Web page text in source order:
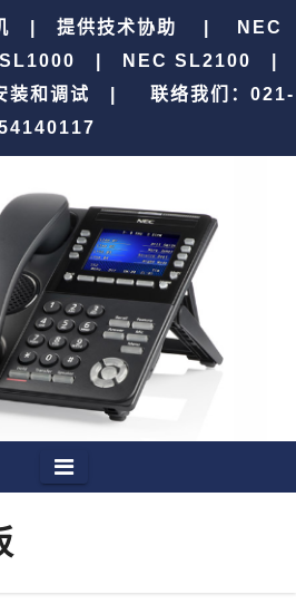
机 | 提供技术协助 | NEC
| NEC SL2100 |
装和调试 |
联络我们：021-